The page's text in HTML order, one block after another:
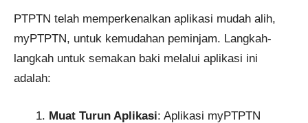
PTPTN telah memperkenalkan aplikasi mudah alih,
myPTPTN, untuk kemudahan peminjam. Langkah-
langkah untuk semakan baki melalui aplikasi ini
adalah:
Muat Turun Aplikasi: Aplikasi myPTPTN